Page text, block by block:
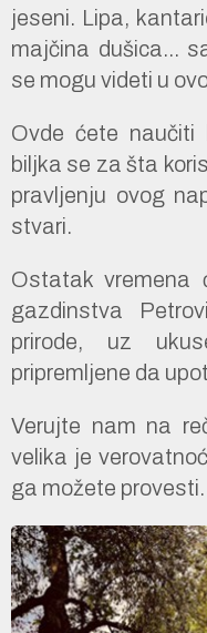
jeseni. Lipa,
majčina dušica...
se mogu videti u
Ovde ćete naučiti
biljka se za šta
pravljenju ovog
stvari.
Ostatak vremena
gazdinstva
prirode, uz
pripremljene da
Verujte nam na
velika je
ga možete provesti.